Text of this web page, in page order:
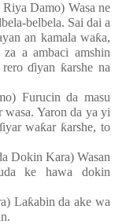
Damo) Wasa ne
belbela. Sai dai a
an kamala waƙa,
za a ambaci amshin
rero ɗiyan ƙarshe na
) Furucin da masu
wasa. Yaron da ya yi
iyar waƙar ƙarshe, to
Dokin Kara) Wasan
ke hawa
dokin
) Laƙabin da ake wa
n.